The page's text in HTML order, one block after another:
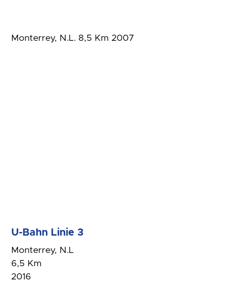
Monterrey, N.L. 8,5 Km 2007
U-Bahn Linie 3
Monterrey, N.L
6,5 Km
2016